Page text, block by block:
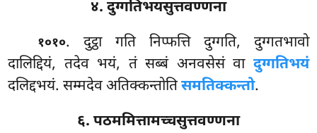
४. दुग्गतिभयसुत्तवण्णना
१०१०. दुट्ठा गति निप्फत्ति दुग्गति, दुग्गतभावो
दालिद्दियं, तदेव भयं, तं सब्बं अनवसेसं वा दुग्गतिभयं
दलिद्दभयं. सम्मदेव अतिक्कन्तोतिसमतिक्कन्तो.
६. पठममित्तामच्चसुत्तवण्णना